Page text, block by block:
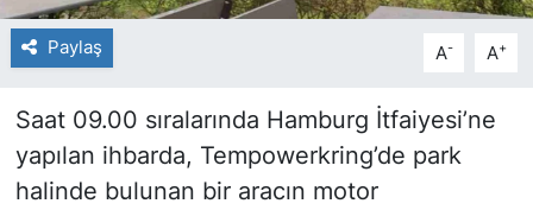
Paylaş A- A+
Saat 09.00 sıralarında Hamburg İtfaiyesi’ne
yapılan ihbarda, Tempowerkring’de park
halinde bulunan bir aracın motor